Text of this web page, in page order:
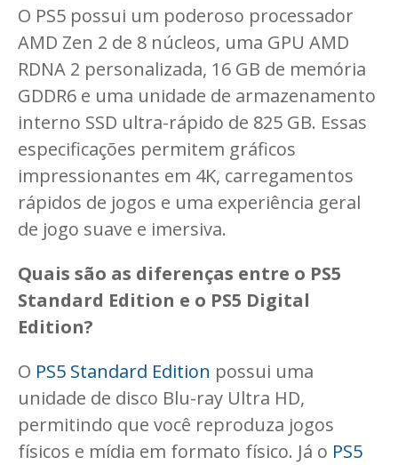
O PS5 possui um poderoso processador
AMD Zen 2 de 8 núcleos, uma GPU AMD
RDNA 2 personalizada, 16 GB de memória
GDDR6 e uma unidade de armazenamento
interno SSD ultra-rápido de 825 GB. Essas
especificações permitem gráficos
impressionantes em 4K, carregamentos
rápidos de jogos e uma experiência geral
de jogo suave e imersiva.
Quais são as diferenças entre o PS5
Standard Edition e o PS5 Digital
Edition?
O PS5 Standard Edition possui uma
unidade de disco Blu-ray Ultra HD,
permitindo que você reproduza jogos
físicos e mídia em formato físico. Já o PS5